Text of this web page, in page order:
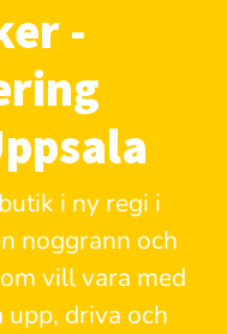
-
i ny regi i
noggrann och
vill vara med
driva och